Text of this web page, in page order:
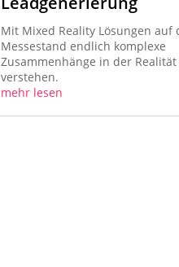
Mit Mixed Reality Lösungen auf
Messestand endlich komplexe
Zusammenhänge in der Realität
verstehen.
mehr lesen